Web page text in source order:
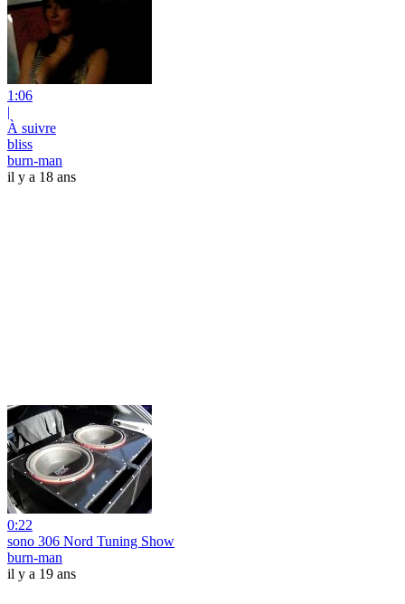
1:06
|
À suivre
bliss
burn-man
il y a 18 ans
0:22
sono 306 Nord Tuning Show
burn-man
il y a 19 ans